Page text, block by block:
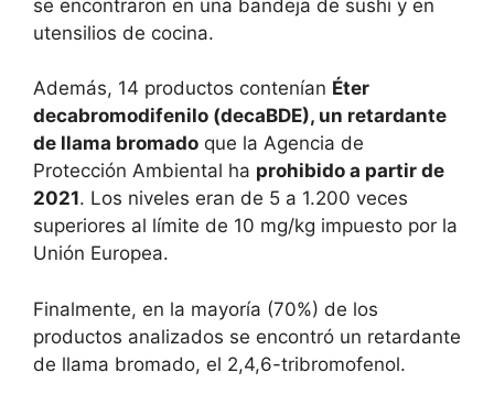
se encontraron en una bandeja de sushi y en
utensilios de cocina.
Además, 14 productos contenían Éter
decabromodifenilo (decaBDE), un retardante
de llama bromado que la Agencia de
Protección Ambiental ha prohibido a partir de
2021. Los niveles eran de 5 a 1.200 veces
superiores al límite de 10 mg/kg impuesto por la
Unión Europea.
Finalmente, en la mayoría (70%) de los
productos analizados se encontró un retardante
de llama bromado, el 2,4,6-tribromofenol.